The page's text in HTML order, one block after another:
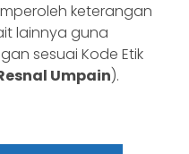
keterangan
lainnya guna
sesuai Kode Etik
Umpain).